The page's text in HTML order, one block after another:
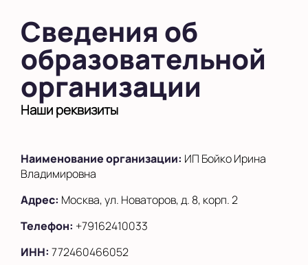
Якиманка
в Южном Бутово
во Внуково
на Беломорской
на Коломенской
области
Показать на карте
Выбрать другой город
Сведения об
образовательной
организации
Наши реквизиты
Наименование организации: ИП Бойко Ирина
Владимировна
Адрес: Москва, ул. Новаторов, д. 8, корп. 2
Телефон: +79162410033
ИНН: 772460466052